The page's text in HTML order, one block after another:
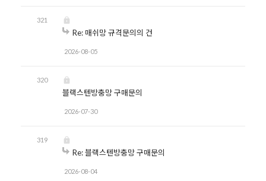
321
Re: 매쉬망 규격문의의 건
2026-08-05
320
블랙스텐방충망 구매문의
2026-07-30
319
Re: 블랙스텐방충망 구매문의
2026-08-04